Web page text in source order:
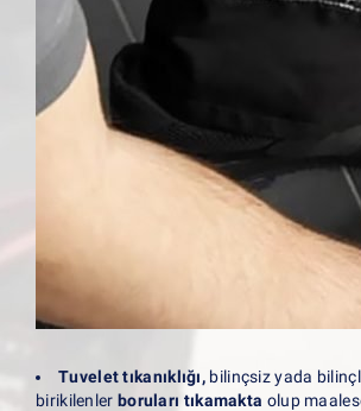
Tuvelet tıkanıklığı, bilinçsiz yada
birikilenler boruları tıkamakta olup